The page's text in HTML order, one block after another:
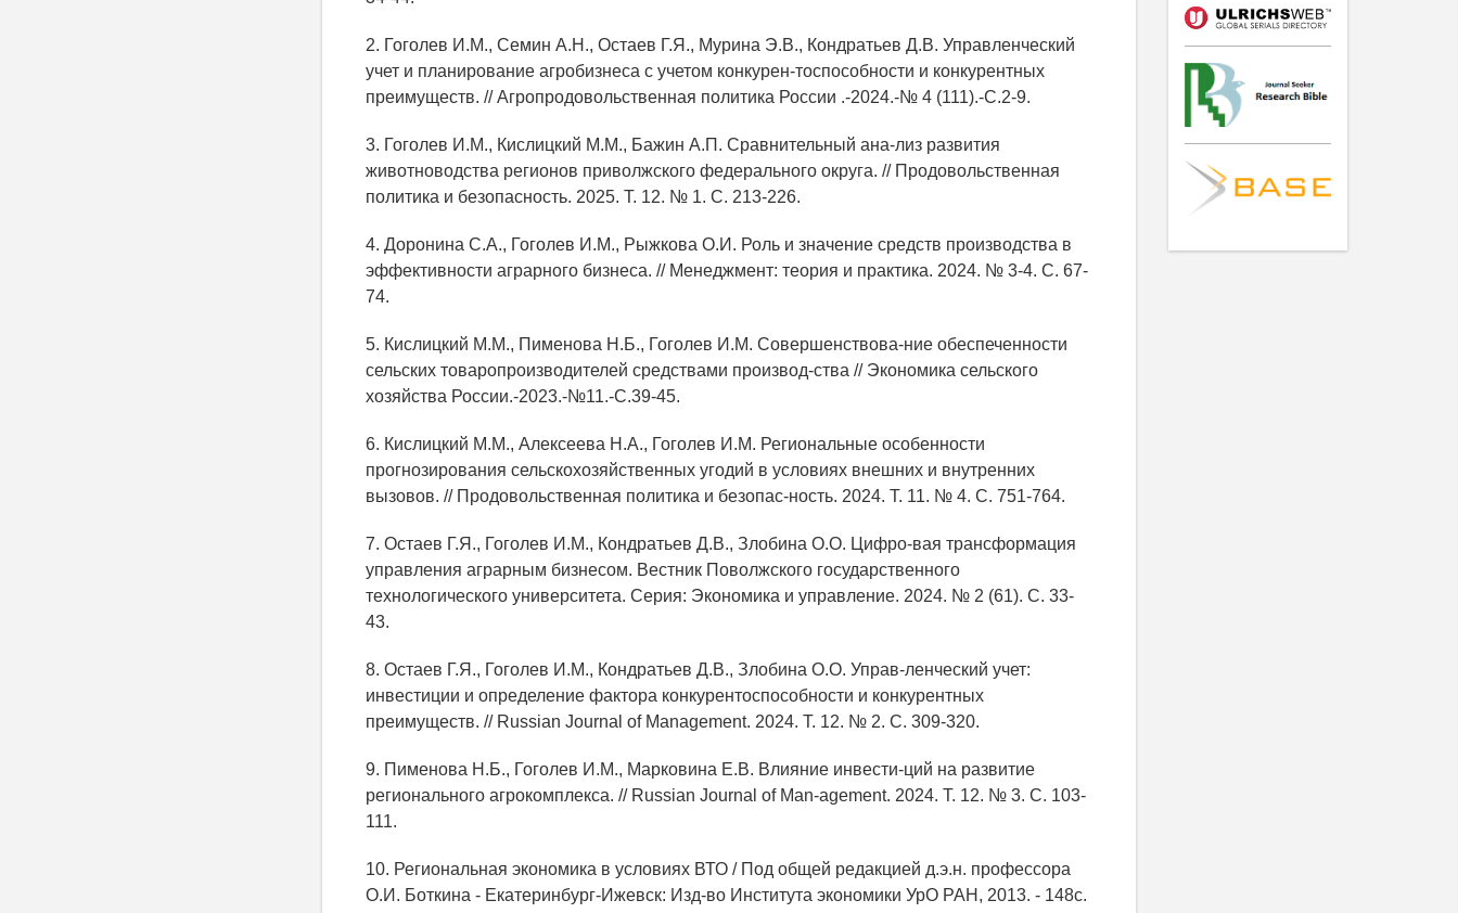
2. Гоголев И.М., Семин А.Н., Остаев Г.Я., Мурина Э.В., Кондратьев Д.В. Управленческий
учет и планирование агробизнеса с учетом конкурен-тоспособности и конкурентных
преимуществ. // Агропродовольственная политика России .-2024.-№ 4 (111).-С.2-9.
3. Гоголев И.М., Кислицкий М.М., Бажин А.П. Сравнительный ана-лиз развития
животноводства регионов приволжского федерального округа. // Продовольственная
политика и безопасность. 2025. Т. 12. № 1. С. 213-226.
4. Доронина С.А., Гоголев И.М., Рыжкова О.И. Роль и значение средств производства в
эффективности аграрного бизнеса. // Менеджмент: теория и практика. 2024. № 3-4. С. 67-
74.
5. Кислицкий М.М., Пименова Н.Б., Гоголев И.М. Совершенствова-ние обеспеченности
сельских товаропроизводителей средствами производ-ства // Экономика сельского
хозяйства России.-2023.-№11.-С.39-45.
6. Кислицкий М.М., Алексеева Н.А., Гоголев И.М. Региональные особенности
прогнозирования сельскохозяйственных угодий в условиях внешних и внутренних
вызовов. // Продовольственная политика и безопас-ность. 2024. Т. 11. № 4. С. 751-764.
7. Остаев Г.Я., Гоголев И.М., Кондратьев Д.В., Злобина О.О. Цифро-вая трансформация
управления аграрным бизнесом. Вестник Поволжского государственного
технологического университета. Серия: Экономика и управление. 2024. № 2 (61). С. 33-
43.
8. Остаев Г.Я., Гоголев И.М., Кондратьев Д.В., Злобина О.О. Управ-ленческий учет:
инвестиции и определение фактора конкурентоспособности и конкурентных
преимуществ. // Russian Journal of Management. 2024. Т. 12. № 2. С. 309-320.
9. Пименова Н.Б., Гоголев И.М., Марковина Е.В. Влияние инвести-ций на развитие
регионального агрокомплекса. // Russian Journal of Man-agement. 2024. Т. 12. № 3. С. 103-
111.
10. Региональная экономика в условиях ВТО / Под общей редакцией д.э.н. профессора
О.И. Боткина - Екатеринбург-Ижевск: Изд-во Института экономики УрО РАН, 2013. - 148с.